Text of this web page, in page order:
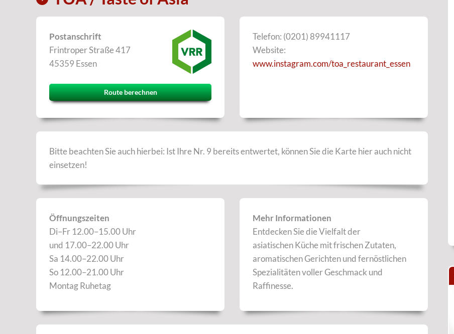
Postanschrift
Frintroper Straße 417
45359 Essen
Route berechnen
Telefon: (0201) 89941117
Website:
www.instagram.com/toa_restaurant_essen
Bitte beachten Sie auch hierbei: Ist Ihre Nr. 9 bereits entwertet, können Sie die Karte hier auch nicht
einsetzen!
Öffnungszeiten
Di–Fr 12.00–15.00 Uhr
und 17.00–22.00 Uhr
Sa 14.00–22.00 Uhr
So 12.00–21.00 Uhr
Montag Ruhetag
Mehr Informationen
Entdecken Sie die Vielfalt der
asiatischen Küche mit frischen Zutaten,
aromatischen Gerichten und fernöstlichen
Spezialitäten voller Geschmack und
Raffinesse.